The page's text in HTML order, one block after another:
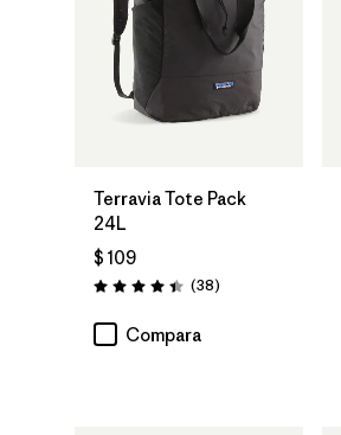
Agregar a la
Bolsa
Terravia Tote Pack
24L
$ 109
Valoración: 4.4 / 5
(38Comentarios
)
Compara